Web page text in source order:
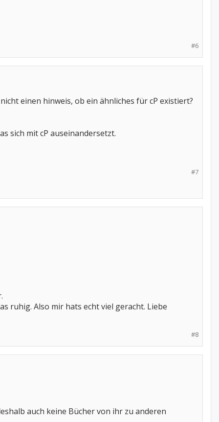
#6
einen hinweis, ob ein ähnliches für cP existiert?
sich mit cP auseinandersetzt.
#7
ruhig. Also mir hats echt viel geracht. Liebe
#8
auch keine Bücher von ihr zu anderen